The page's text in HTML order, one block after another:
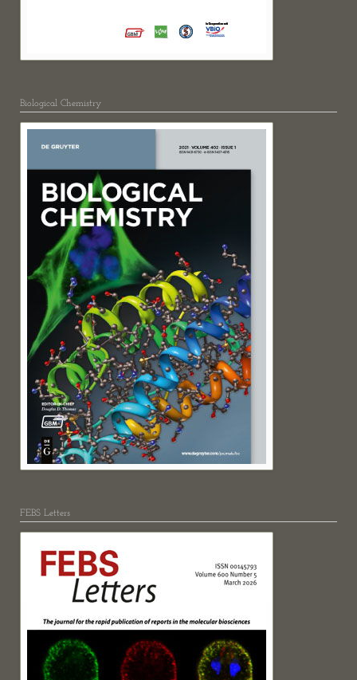
Biological Chemistry
FEBS Letters